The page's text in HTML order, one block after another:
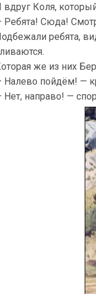
вдруг Коля,
Ребята! Сюда!
ребята,
же из них
Налево пойдём! —
Нет, направо! —